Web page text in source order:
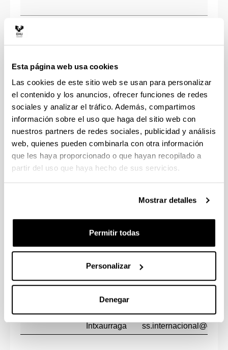
Esta página web usa cookies
Las cookies de este sitio web se usan para personalizar
el contenido y los anuncios, ofrecer funciones de redes
sociales y analizar el tráfico. Además, compartimos
información sobre el uso que haga del sitio web con
nuestros partners de redes sociales, publicidad y análisis
web, quienes pueden combinarla con otra información
que les haya proporcionado o que hayan recopilado a
partir del uso que haya hecho de sus servicios.
Mostrar detalles
Permitir todas
Personalizar
Denegar
students
Soldevilla
outgoing.fee-
Agreements
Albert
Barroso
Bilbao - Elkano
Aguirre
bi.internacional@ehu.eus
Gurutze
Intxaurraga
empresa-